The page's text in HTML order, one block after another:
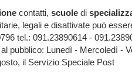
contatti, scuole di
legali e disattivate può
tel.: 091.23890614 -
pubblico: Lunedì - Mercoledì -
il Servizio Speciale Post